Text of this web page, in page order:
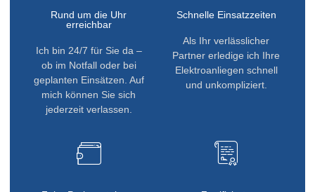
Rund um die Uhr
erreichbar
Ich bin 24/7 für Sie da –
ob im Notfall oder bei
geplanten Einsätzen. Auf
mich können Sie sich
jederzeit verlassen.
Schnelle Einsatzzeiten
Als Ihr verlässlicher
Partner erledige ich Ihre
Elektroanliegen schnell
und unkompliziert.